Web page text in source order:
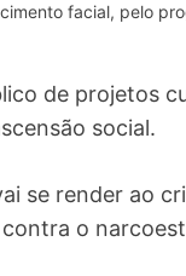
facial, pelo
de projetos
social.
se render ao
o